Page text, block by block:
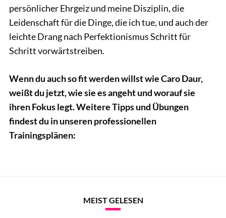
persönlicher Ehrgeiz und meine Disziplin, die
Leidenschaft für die Dinge, die ich tue, und auch der
leichte Drang nach Perfektionismus Schritt für
Schritt vorwärtstreiben.
Wenn du auch so fit werden willst wie Caro Daur,
weißt du jetzt, wie sie es angeht und worauf sie
ihren Fokus legt. Weitere Tipps und Übungen
findest du in unseren professionellen
Trainingsplänen:
MEIST GELESEN